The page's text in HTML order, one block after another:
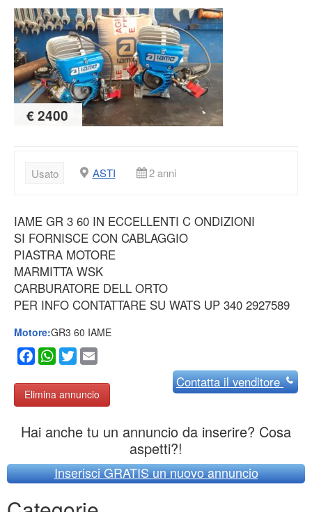
€ 2400
Usato ASTI 2 anni
IAME GR 3 60 IN ECCELLENTI C ONDIZIONI
SI FORNISCE CON CABLAGGIO
PIASTRA MOTORE
MARMITTA WSK
CARBURATORE DELL ORTO
PER INFO CONTATTARE SU WATS UP 340 2927589
Motore:GR3 60 IAME
Facebook
WhatsApp
Twitter
Elimina annuncio
Contattail venditore
Hai anche tu un annuncio da inserire? Cosa
aspetti?!
Inserisci GRATIS un nuovo annuncio